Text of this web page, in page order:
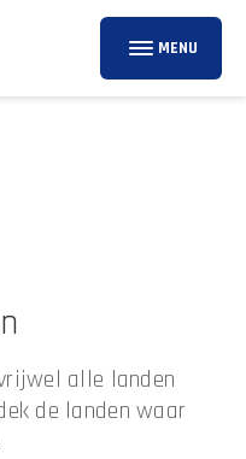
MENU
alle landen
de landen waar